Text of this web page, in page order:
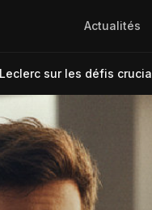
Actualités
sur les défis